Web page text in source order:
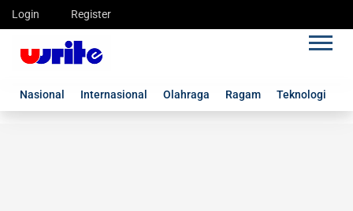
Login Register
Nasional Internasional Olahraga Ragam Teknologi